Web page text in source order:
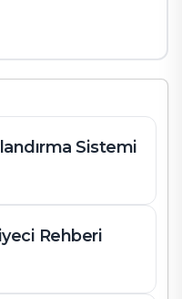
Sistemi
Rehberi